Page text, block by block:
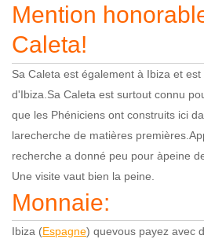
Mention
Caleta!
Sa Caleta est également à Ibiza et
d'Ibiza.Sa Caleta est surtout connu
que les Phéniciens ont construits ici
larecherche de matières
recherche a donné peu pour àpeine
Une visite vaut bien la peine.
Monnaie:
Ibiza (Espagne) quevous payez avec